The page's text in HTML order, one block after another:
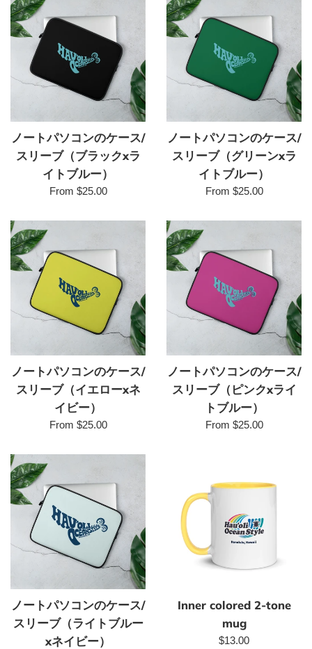
ノートパソコンのケース/
スリーブ（ブラックxラ
イトブルー）
From $25.00
ノートパソコンのケース/
スリーブ（グリーンxラ
イトブルー）
From $25.00
ノートパソコンのケース/
スリーブ（イエローxネ
イビー）
From $25.00
ノートパソコンのケース/
スリーブ（ピンクxライ
トブルー）
From $25.00
ノートパソコンのケース/
スリーブ（ライトブルー
xネイビー）
Inner colored 2-tone
mug
Regular
$13.00